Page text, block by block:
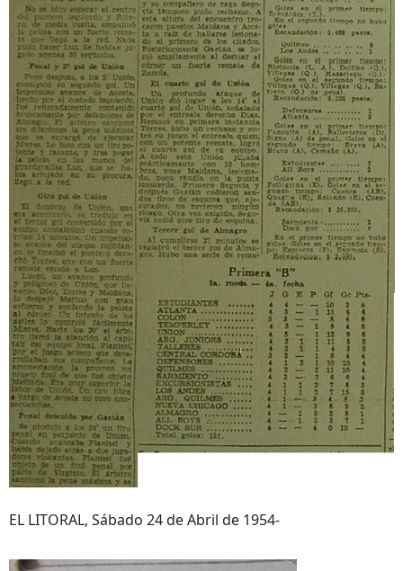
EL LITORAL, Sábado 24 de Abril de 1954-